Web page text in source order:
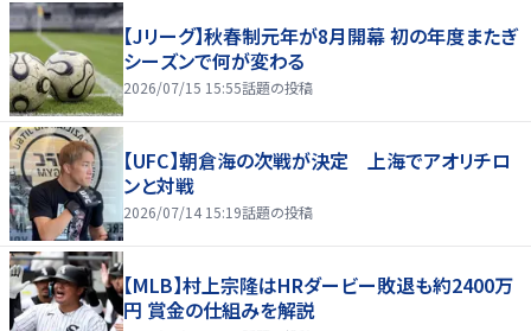
【Jリーグ】秋春制元年が8月開幕 初の年度またぎ
シーズンで何が変わる
2026/07/15 15:55話題の投稿
【UFC】朝倉海の次戦が決定 上海でアオリチロ
ンと対戦
2026/07/14 15:19話題の投稿
【MLB】村上宗隆はHRダービー敗退も約2400万
円 賞金の仕組みを解説